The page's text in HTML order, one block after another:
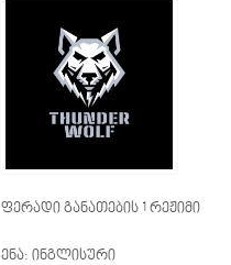
ფერადი განათების 1 რეჟიმი
ენა: ინგლისური